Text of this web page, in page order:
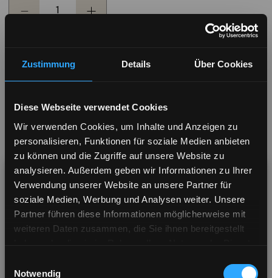
Zustimmung Details Über Cookies
Diese Webseite verwendet Cookies
Wir verwenden Cookies, um Inhalte und Anzeigen zu
personalisieren, Funktionen für soziale Medien anbieten
zu können und die Zugriffe auf unsere Website zu
analysieren. Außerdem geben wir Informationen zu Ihrer
Verwendung unserer Website an unsere Partner für
soziale Medien, Werbung und Analysen weiter. Unsere
Partner führen diese Informationen möglicherweise mit
weiteren Daten zusammen, die Sie ihnen bereitgestellt
Notwendig
DECREASE
INCREASE
Free returns 30-day money-back guarantee
Secure checkout, purchase with confidence
Every purchase helps plant trees across the
globe
for a better shopping experience & shipping